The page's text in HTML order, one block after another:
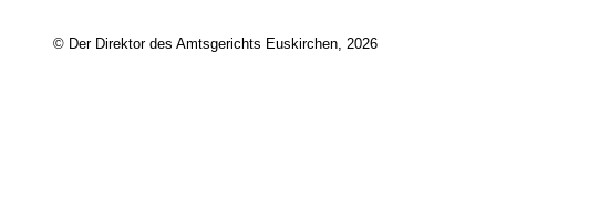
© Der Direktor des Amtsgerichts Euskirchen, 2026